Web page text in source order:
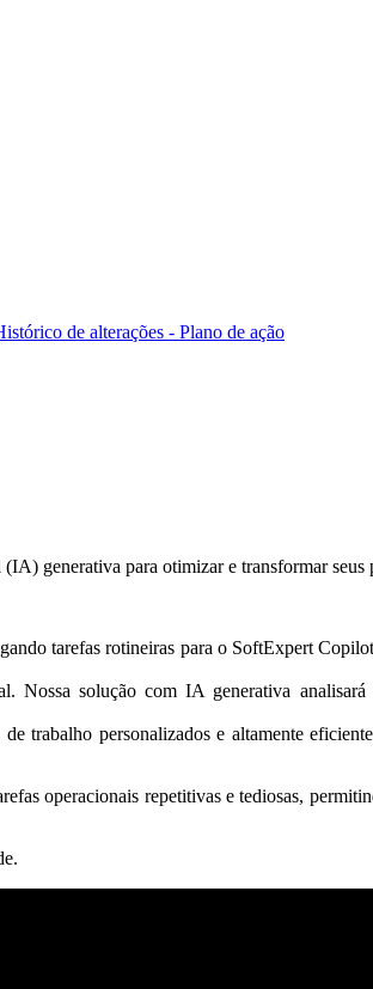
de alterações - Plano de ação
generativa para otimizar e transformar seus
tarefas rotineiras para o SoftExpert
Nossa solução com IA generativa analisará
trabalho personalizados e altamente
operacionais repetitivas e tediosas,